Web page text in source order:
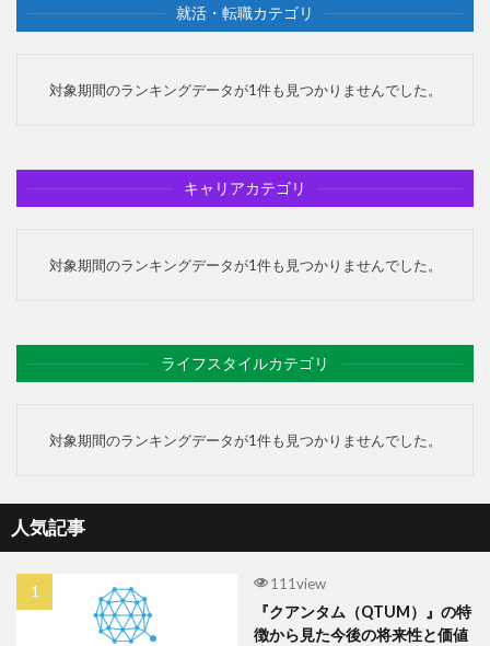
就活・転職カテゴリ
対象期間のランキングデータが1件も見つかりませんでした。
キャリアカテゴリ
対象期間のランキングデータが1件も見つかりませんでした。
ライフスタイルカテゴリ
対象期間のランキングデータが1件も見つかりませんでした。
人気記事
111view
『クアンタム（QTUM）』の特
徴から見た今後の将来性と価値